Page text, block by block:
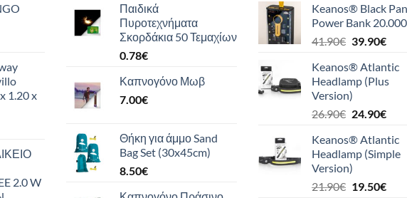
1.20 x
2.0 W
Παιδικά
Πυροτεχνήματα
Σκορδάκια 50 Τεμαχίων
0.78€
Καπνογόνο Μωβ
7.00€
Θήκη για άμμο Sand
Bag Set (30x45cm)
8.50€
Keanos® Black
Power Bank 20.000
41.90€ Original
was:
41.90€.
39.90€Η
τιμή
είναι:
Keanos® Atlantic
Headlamp (Plus
Version)
26.90€ Original
was:
26.90€.
24.90€Η
τιμή
είναι:
Keanos® Atlantic
Headlamp (Simple
Version)
21.90€ Original
19.50€Η